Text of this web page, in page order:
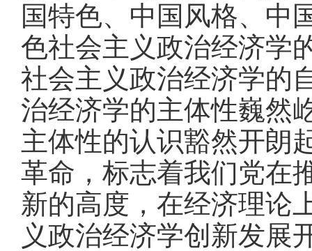
国特色、中国风格、中
色社会主义政治经济学
社会主义政治经济学的
治经济学的主体性巍然
主体性的认识豁然开朗
革命，标志着我们党在
新的高度，在经济理论
义政治经济学创新发展